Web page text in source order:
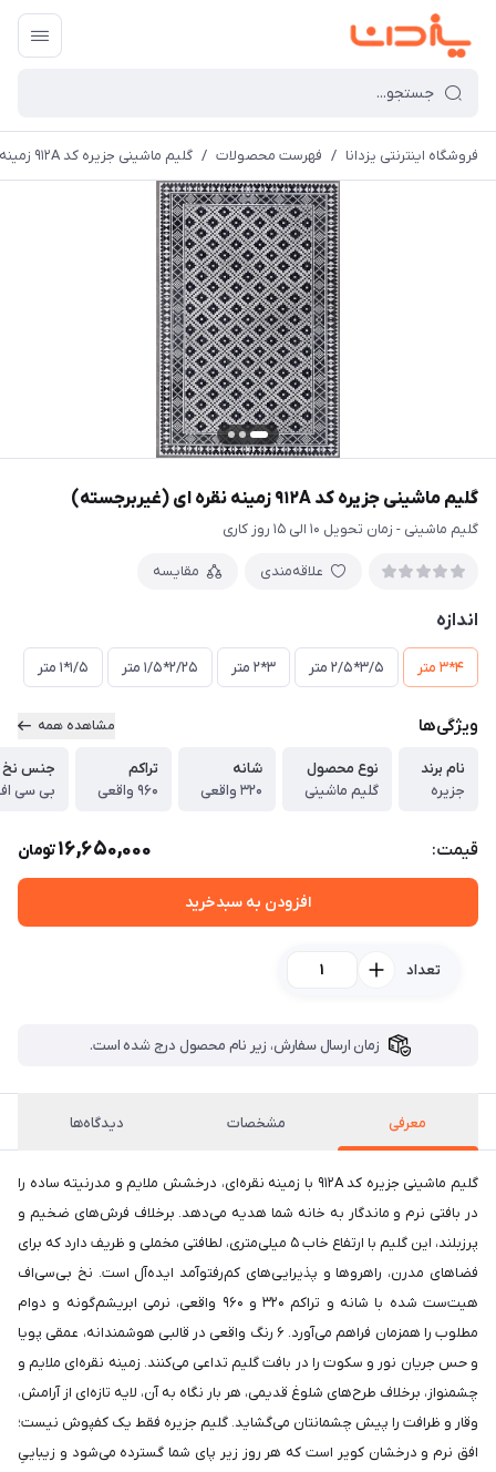
فروشگاه اینترنتی یزدانا / فهرست محصولات / گلیم ماشینی جزیره کد 912A زمینه نقره ای (غیربرجسته)
گلیم ماشینی جزیره کد 912A زمینه نقره ای (غیربرجسته)
گلیم ماشینی - زمان تحویل 10 الی 15 روز کاری
علاقه‌مندی مقایسه
اندازه
4*3 متر 3/5*2/5 متر 3*2 متر 2/25*1/5 متر 1/5*1 متر
ویژگی‌ها مشاهده همه
نام برند
جزیره
نوع محصول
گلیم ماشینی
شانه
320 واقعی
تراکم
960 واقعی
جنس نخ
بی سی
قیمت: 16,650,000تومان
افزودن به سبدخرید
تعداد
زمان ارسال سفارش، زیر نام محصول درج شده است.
معرفی مشخصات دیدگاه‌ها
گلیم ماشینی جزیره کد ۹۱۲A با زمینه نقره‌ای، درخشش ملایم و مدرنیته ساده را
در بافتی نرم و ماندگار به خانه شما هدیه می‌دهد. برخلاف فرش‌های ضخیم و
پرزبلند، این گلیم با ارتفاع خاب ۵ میلی‌متری، لطافتی مخملی و ظریف دارد که برای
فضاهای مدرن، راهروها و پذیرایی‌های کم‌رفتوآمد ایده‌آل است. نخ بی‌سی‌اف
هیت‌ست شده با شانه و تراکم ۳۲۰ و ۹۶۰ واقعی، نرمی ابریشم‌گونه و دوام
مطلوب را همزمان فراهم می‌آورد. ۶ رنگ واقعی در قالبی هوشمندانه، عمقی پویا
و حس جریان نور و سکوت را در بافت گلیم تداعی می‌کنند. زمینه نقره‌ای ملایم و
چشمنواز، برخلاف طرح‌های شلوغ قدیمی، هر بار نگاه به آن، لایه تازه‌ای از آرامش،
وقار و ظرافت را پیش چشمانتان می‌گشاید. گلیم جزیره فقط یک کفپوش نیست؛
افق نرم و درخشان کویر است که هر روز زیر پای شما گسترده می‌شود و زیباییِ